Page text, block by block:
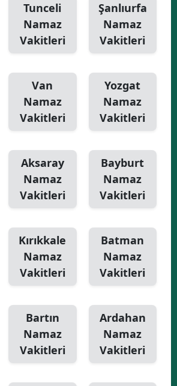
Tunceli
Namaz
Vakitleri
Şanlıurfa
Namaz
Vakitleri
Van
Namaz
Vakitleri
Yozgat
Namaz
Vakitleri
Aksaray
Namaz
Vakitleri
Bayburt
Namaz
Vakitleri
Kırıkkale
Namaz
Vakitleri
Batman
Namaz
Vakitleri
Bartın
Namaz
Vakitleri
Ardahan
Namaz
Vakitleri